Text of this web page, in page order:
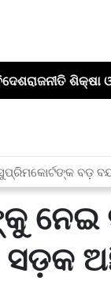
ରାଜନୀତି ଶିକ୍ଷା
ସୁପ୍ରିମକୋର୍ଟଙ୍କ ବଡ଼